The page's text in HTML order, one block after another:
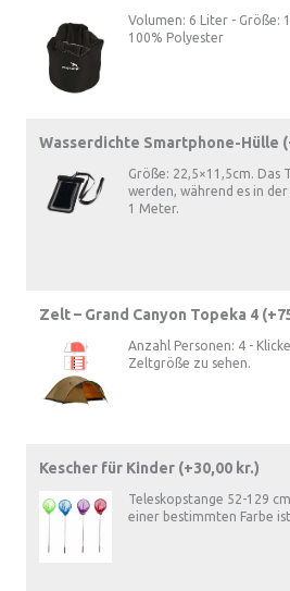
Volumen: 6 Liter - Größe:
100% Polyester
Wasserdichte Smartphone-Hülle
Größe: 22,5×11,5cm. Das
werden, während es in
1 Meter.
Zelt – Grand Canyon Topeka 4 (+
Anzahl Personen: 4 -
Zeltgröße zu sehen.
Kescher für Kinder (+30,00 kr.)
Teleskopstange 52-129
einer bestimmten Farbe